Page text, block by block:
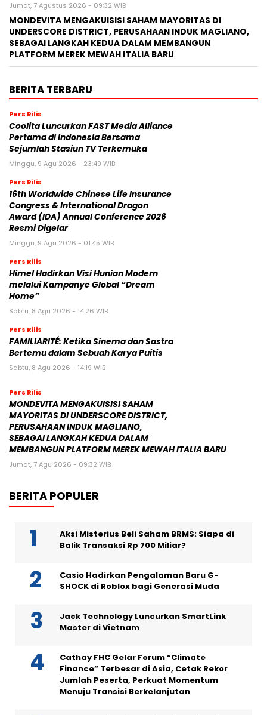
Jumat, 7 Agustus 2026 - 09:32 WIB
MONDEVITA MENGAKUISISI SAHAM MAYORITAS DI
UNDERSCORE DISTRICT, PERUSAHAAN INDUK MAGLIANO,
SEBAGAI LANGKAH KEDUA DALAM MEMBANGUN
PLATFORM MEREK MEWAH ITALIA BARU
BERITA TERBARU
Pers Rilis
Coolita Luncurkan FAST Media Alliance
Pertama di Indonesia Bersama
Sejumlah Stasiun TV Terkemuka
Minggu, 9 Agu 2026 - 23:49 WIB
Pers Rilis
16th Worldwide Chinese Life Insurance
Congress & International Dragon
Award (IDA) Annual Conference 2026
Resmi Digelar
Minggu, 9 Agu 2026 - 01:45 WIB
Pers Rilis
Himel Hadirkan Visi Hunian Modern
melalui Kampanye Global “Dream
Home”
Sabtu, 8 Agu 2026 - 14:26 WIB
Pers Rilis
FAMILIARITÉ: Ketika Sinema dan Sastra
Bertemu dalam Sebuah Karya Puitis
Sabtu, 8 Agu 2026 - 14:19 WIB
Pers Rilis
MONDEVITA MENGAKUISISI SAHAM
MAYORITAS DI UNDERSCORE DISTRICT,
PERUSAHAAN INDUK MAGLIANO,
SEBAGAI LANGKAH KEDUA DALAM
MEMBANGUN PLATFORM MEREK MEWAH ITALIA BARU
Jumat, 7 Agu 2026 - 09:32 WIB
BERITA POPULER
Aksi Misterius Beli Saham BRMS: Siapa di
Balik Transaksi Rp 700 Miliar?
Casio Hadirkan Pengalaman Baru G-
SHOCK di Roblox bagi Generasi Muda
Jack Technology Luncurkan SmartLink
Master di Vietnam
Cathay FHC Gelar Forum “Climate
Finance” Terbesar di Asia, Cetak Rekor
Jumlah Peserta, Perkuat Momentum
Menuju Transisi Berkelanjutan